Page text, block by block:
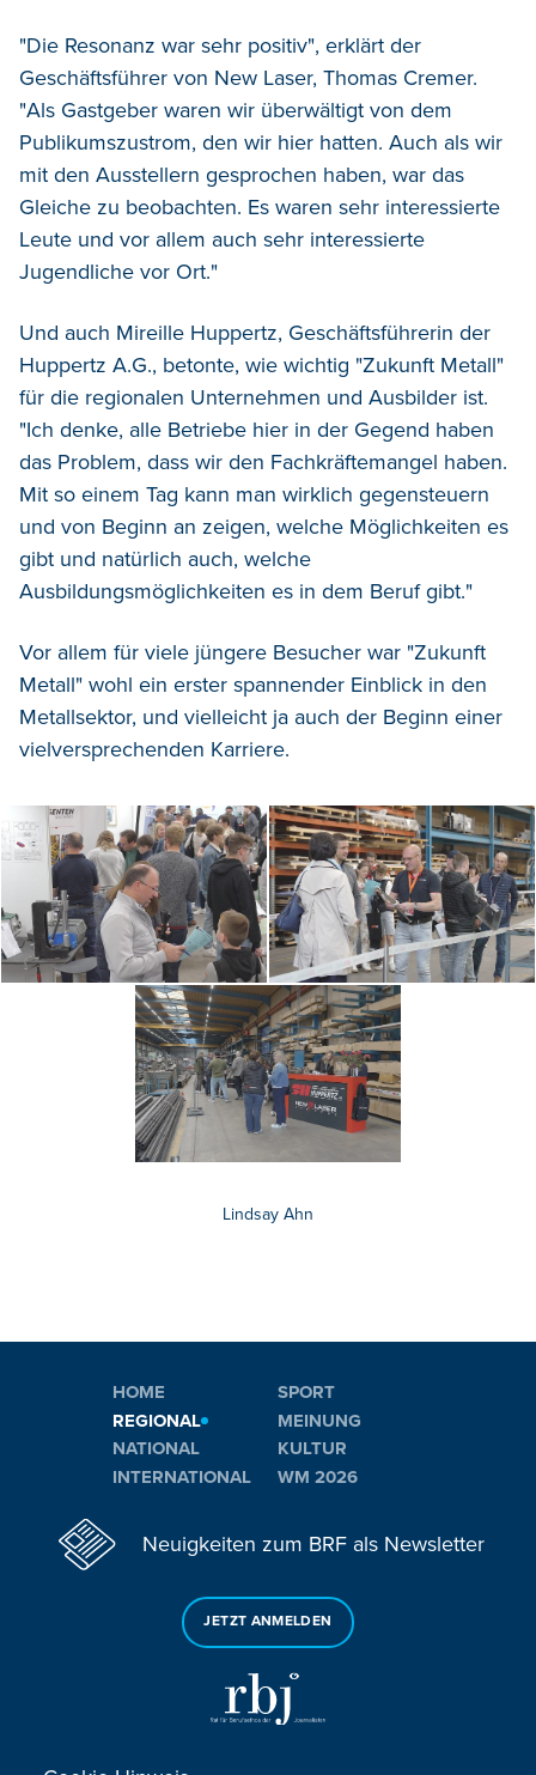
"Die Resonanz war sehr positiv", erklärt der
Geschäftsführer von New Laser, Thomas Cremer.
"Als Gastgeber waren wir überwältigt von dem
Publikumszustrom, den wir hier hatten. Auch als wir
mit den Ausstellern gesprochen haben, war das
Gleiche zu beobachten. Es waren sehr interessierte
Leute und vor allem auch sehr interessierte
Jugendliche vor Ort."
Und auch Mireille Huppertz, Geschäftsführerin der
Huppertz A.G., betonte, wie wichtig "Zukunft Metall"
für die regionalen Unternehmen und Ausbilder ist.
"Ich denke, alle Betriebe hier in der Gegend haben
das Problem, dass wir den Fachkräftemangel haben.
Mit so einem Tag kann man wirklich gegensteuern
und von Beginn an zeigen, welche Möglichkeiten es
gibt und natürlich auch, welche
Ausbildungsmöglichkeiten es in dem Beruf gibt."
Vor allem für viele jüngere Besucher war "Zukunft
Metall" wohl ein erster spannender Einblick in den
Metallsektor, und vielleicht ja auch der Beginn einer
vielversprechenden Karriere.
Lindsay Ahn
HOME
REGIONAL
NATIONAL
INTERNATIONAL
SPORT
MEINUNG
KULTUR
WM 2026
Neuigkeiten zum BRF als Newsletter
JETZT ANMELDEN